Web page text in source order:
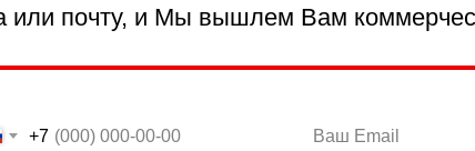
или почту, и Мы вышлем Вам
+7